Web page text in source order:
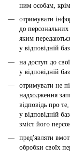
ним особам,
отримувати
до
яким
у відповідній
на доступ до
у відповідній
отримувати не
надходження
відповідь про
у відповідній
зміст його
пред'являти
обробки своїх